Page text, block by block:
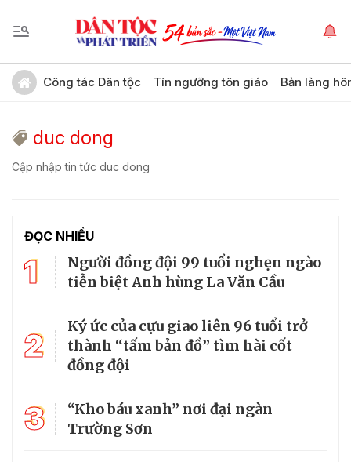
Công tác Dân tộc Tín ngưỡng tôn giáo Bản làng
duc dong
Cập nhập tin tức duc dong
ĐỌC NHIỀU
1
Người đồng đội 99 tuổi nghẹn ngào
tiễn biệt Anh hùng La Văn Cầu
2
Ký ức của cựu giao liên 96 tuổi trở
thành “tấm bản đồ” tìm hài cốt
đồng đội
3
“Kho báu xanh” nơi đại ngàn
Trường Sơn